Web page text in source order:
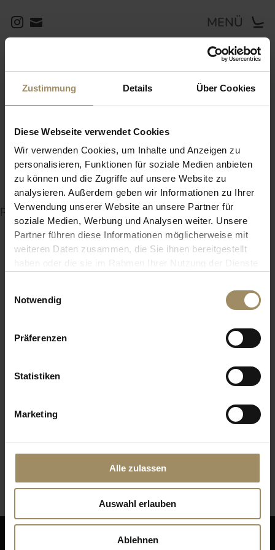
Zustimmung Details Über Cookies
Diese Webseite verwendet Cookies
Wir verwenden Cookies, um Inhalte und Anzeigen zu
personalisieren, Funktionen für soziale Medien anbieten
zu können und die Zugriffe auf unsere Website zu
analysieren. Außerdem geben wir Informationen zu Ihrer
Verwendung unserer Website an unsere Partner für
soziale Medien, Werbung und Analysen weiter. Unsere
Partner führen diese Informationen möglicherweise mit
weiteren Daten zusammen, die Sie ihnen bereitgestellt
haben oder die sie im Rahmen Ihrer Nutzung der Dienste
Notwendig
Präferenzen
Statistiken
Marketing
Alle zulassen
Auswahl erlauben
Ablehnen
MENÜ
Rücken direkt per Hand auf das Gestell geflochten, Sitz nicht
abnehmbar, Gestell aus rostfreiem Stahl.
700
2357
RELATED POSTS:
Zeitraum Stuhlgruppe
Impressum